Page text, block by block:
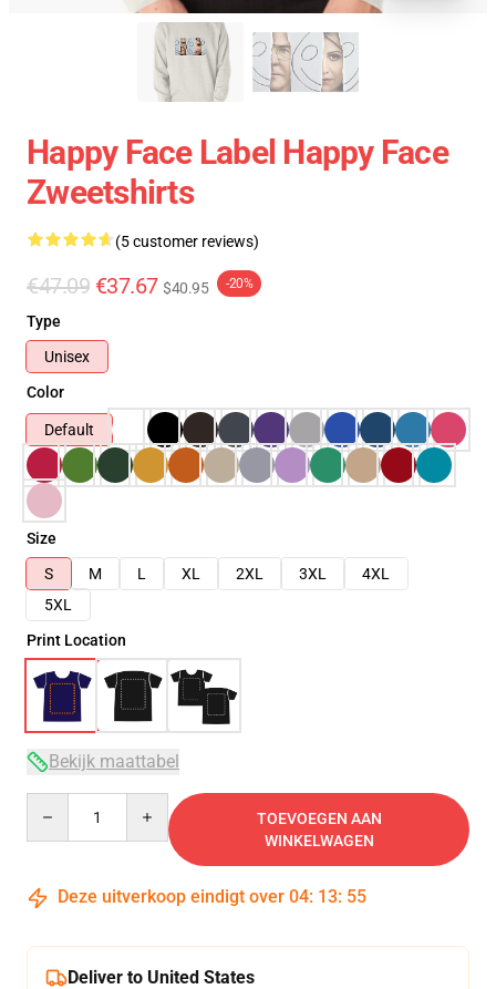
Happy Face Label Happy Face
Zweetshirts
(5 customer reviews)
€47.09 €37.67 $40.95 -20%
Type
Unisex
Color
Default
Size
S
M L XL 2XL 3XL
4XL
5XL
Print Location
Bekijk maattabel
TOEVOEGEN AAN
WINKELWAGEN
Deze uitverkoop eindigt over 04: 13: 54
Deliver to United States